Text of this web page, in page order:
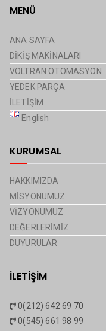
MENÜ
ANA SAYFA
DİKİŞ MAKİNALARI
VOLTRAN OTOMASYON
YEDEK PARÇA
İLETİŞİM
English
KURUMSAL
HAKKIMIZDA
MİSYONUMUZ
VİZYONUMUZ
DEĞERLERİMİZ
DUYURULAR
İLETİŞİM
0(212) 642 69 70
0(545) 661 98 99